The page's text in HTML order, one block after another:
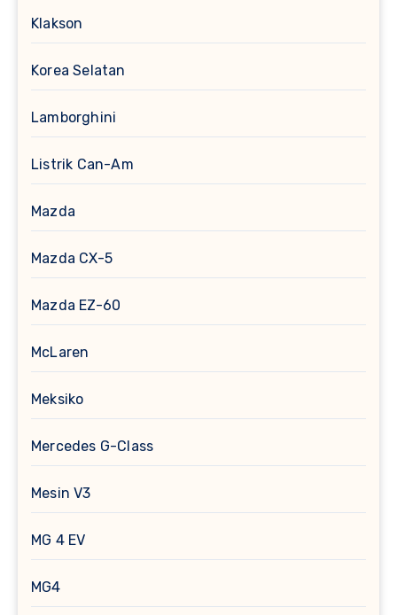
Klakson
Korea Selatan
Lamborghini
Listrik Can-Am
Mazda
Mazda CX-5
Mazda EZ-60
McLaren
Meksiko
Mercedes G-Class
Mesin V3
MG 4 EV
MG4